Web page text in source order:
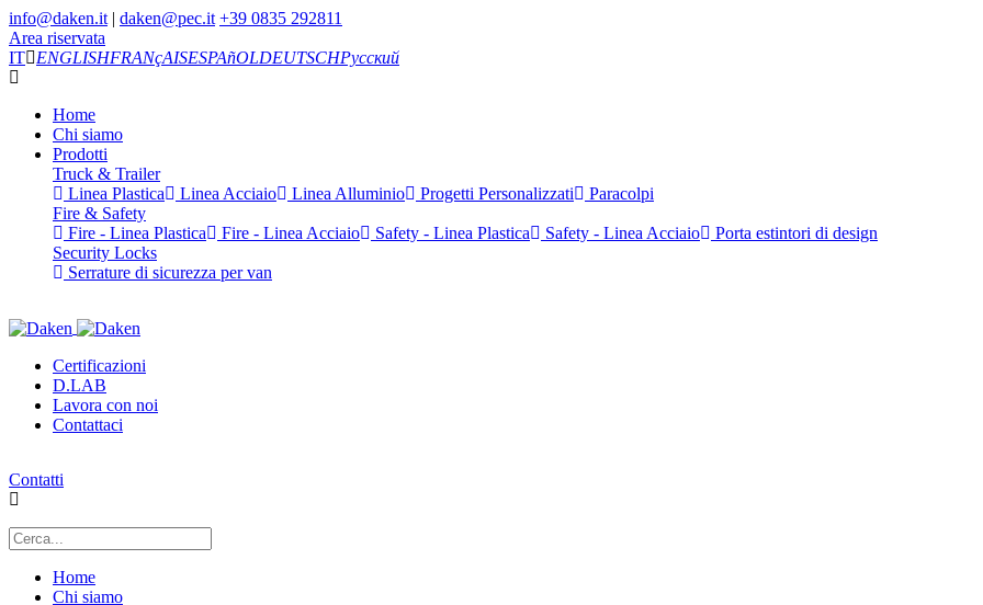
info@daken.it | daken@pec.it +39 0835 292811
Area riservata
IT
ENGLISHFRANçAISESPAñOLDEUTSCHРусский
Home
Chi siamo
Prodotti
Truck & Trailer
Linea Plastica
Linea Acciaio Linea Alluminio Progetti Personalizzati
Paracolpi
Fire & Safety
Fire - Linea Plastica
Fire - Linea Acciaio Safety - Linea Plastica Safety - Linea Acciaio
Porta estintori di design
Security Locks
Serrature di sicurezza per van
Certificazioni
D.LAB
Lavora con noi
Contattaci
Contatti
Home
Chi siamo